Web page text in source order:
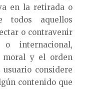
en la retirada o
todos aquellos
o contravenir
internacional,
moral y el orden
considere
contenido que